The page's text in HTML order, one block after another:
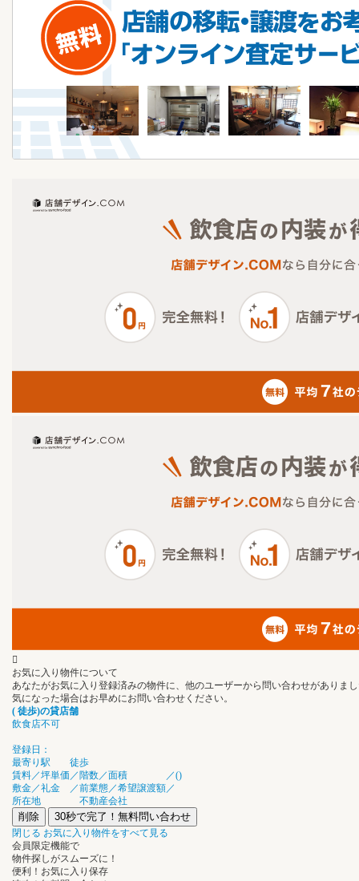
お気に入り物件について
あなたがお気に入り登録済みの物件に、他のユーザーから問い合わせがありま
気になった場合はお早めにお問い合わせください。
( 徒歩)の貸店舗
飲食店不可
登録日：
最寄り駅
徒歩
賃料／坪単価 ／ 階数／面積 ／()
敷金／礼金
／前業態／希望譲渡額／
所在地
不動産会社
削除 30秒で完了！無料問い合わせ
閉じる お気に入り物件をすべて見る
会員限定機能で
物件探しがスムーズに ！
便利！ お気に入り保存